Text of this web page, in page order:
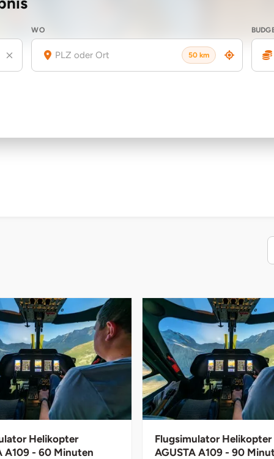
WO
50 km
Helikopter
A109 - 60 Minuten
Flugsimulator Helikopter
AGUSTA A109 - 90